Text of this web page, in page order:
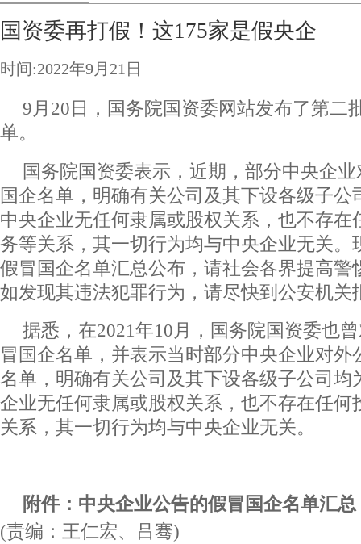
国资委再打假！这175家是假央企
时间:2022年9月21日
9月20日，国务院国资委网站发布了第二
单。
国务院国资委表示，近期，部分中央企
国企名单，明确有关公司及其下设各级子公
中央企业无任何隶属或股权关系，也不存在
务等关系，其一切行为均与中央企业无关。
假冒国企名单汇总公布，请社会各界提高警
如发现其违法犯罪行为，请尽快到公安机关
据悉，在2021年10月，国务院国资委也
冒国企名单，并表示当时部分中央企业对外
名单，明确有关公司及其下设各级子公司均
企业无任何隶属或股权关系，也不存在任何
关系，其一切行为均与中央企业无关。
附件：中央企业公告的假冒国企名单汇
(责编：王仁宏、吕骞)